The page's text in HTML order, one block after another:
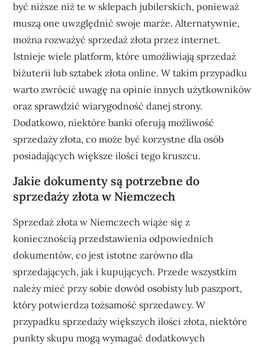
być niższe niż te w sklepach jubilerskich, ponieważ
muszą one uwzględnić swoje marże. Alternatywnie,
można rozważyć sprzedaż złota przez internet.
Istnieje wiele platform, które umożliwiają sprzedaż
biżuterii lub sztabek złota online. W takim przypadku
warto zwrócić uwagę na opinie innych użytkowników
oraz sprawdzić wiarygodność danej strony.
Dodatkowo, niektóre banki oferują możliwość
sprzedaży złota, co może być korzystne dla osób
posiadających większe ilości tego kruszcu.
Jakie dokumenty są potrzebne do
sprzedaży złota w Niemczech
Sprzedaż złota w Niemczech wiąże się z
koniecznością przedstawienia odpowiednich
dokumentów, co jest istotne zarówno dla
sprzedających, jak i kupujących. Przede wszystkim
należy mieć przy sobie dowód osobisty lub paszport,
który potwierdza tożsamość sprzedawcy. W
przypadku sprzedaży większych ilości złota, niektóre
punkty skupu mogą wymagać dodatkowych